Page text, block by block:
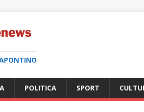
POLITICA SPORT